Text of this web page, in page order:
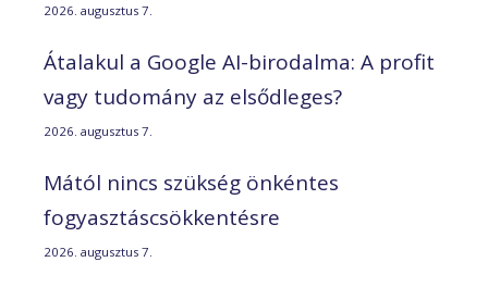
2026. augusztus 7.
Átalakul a Google AI-birodalma: A profit
vagy tudomány az elsődleges?
2026. augusztus 7.
Mától nincs szükség önkéntes
fogyasztáscsökkentésre
2026. augusztus 7.